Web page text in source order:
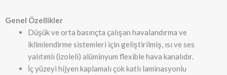
Genel Özellikler
Düşük ve orta basınçta çalışan havalandırma ve
iklimlendirme sistemleri için geliştirilmiş, ısı ve ses
yalıtımlı (izoleli) alüminyum flexible hava kanalıdır.
İç yüzeyi hijyen kaplamalı çok katlı laminasyonlu